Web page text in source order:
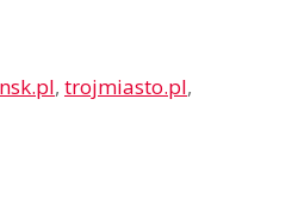
, trojmiasto.pl,